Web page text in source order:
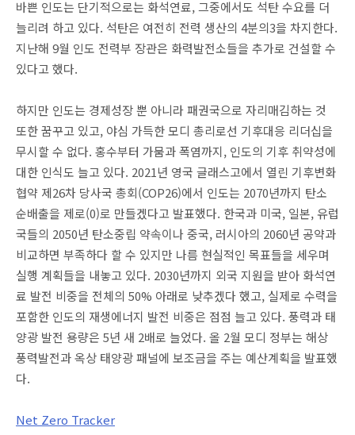
바쁜 인도는 단기적으로는 화석연료, 그중에서도 석탄 수요를 더
늘리려 하고 있다. 석탄은 여전히 전력 생산의 4분의3을 차지한다.
지난해 9월 인도 전력부 장관은 화력발전소들을 추가로 건설할 수
있다고 했다.
하지만 인도는 경제성장 뿐 아니라 패권국으로 자리매김하는 것
또한 꿈꾸고 있고, 야심 가득한 모디 총리로선 기후대응 리더십을
무시할 수 없다. 홍수부터 가뭄과 폭염까지, 인도의 기후 취약성에
대한 인식도 늘고 있다. 2021년 영국 글래스고에서 열린 기후변화
협약 제26차 당사국 총회(COP26)에서 인도는 2070년까지 탄소
순배출을 제로(0)로 만들겠다고 발표했다. 한국과 미국, 일본, 유럽
국들의 2050년 탄소중립 약속이나 중국, 러시아의 2060년 공약과
비교하면 부족하다 할 수 있지만 나름 현실적인 목표들을 세우며
실행 계획들을 내놓고 있다. 2030년까지 외국 지원을 받아 화석연
료 발전 비중을 전체의 50% 아래로 낮추겠다 했고, 실제로 수력을
포함한 인도의 재생에너지 발전 비중은 점점 늘고 있다. 풍력과 태
양광 발전 용량은 5년 새 2배로 늘었다. 올 2월 모디 정부는 해상
풍력발전과 옥상 태양광 패널에 보조금을 주는 예산계획을 발표했
다.
Net Zero Tracker